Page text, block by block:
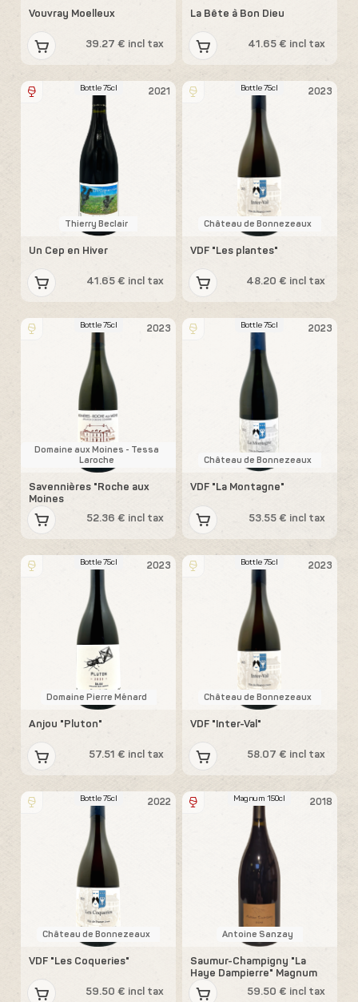
Vouvray Moelleux
39.27 € incl tax
La Bête à Bon Dieu
41.65 € incl tax
2021
Bottle 75cl
Thierry Beclair
Un Cep en Hiver
41.65 € incl tax
2023
Bottle 75cl
Château de Bonnezeaux
VDF "Les plantes"
48.20 € incl tax
2023
Bottle 75cl
Domaine aux Moines - Tessa
Laroche
Savennières "Roche aux
Moines
52.36 € incl tax
2023
Bottle 75cl
Château de Bonnezeaux
VDF "La Montagne"
53.55 € incl tax
2023
Bottle 75cl
Domaine Pierre Ménard
Anjou "Pluton"
57.51 € incl tax
2023
Bottle 75cl
Château de Bonnezeaux
VDF "Inter-Val"
58.07 € incl tax
2022
Bottle 75cl
Château de Bonnezeaux
VDF "Les Coqueries"
59.50 € incl tax
2018
Magnum 150cl
Antoine Sanzay
Saumur-Champigny "La
Haye Dampierre" Magnum
59.50 € incl tax